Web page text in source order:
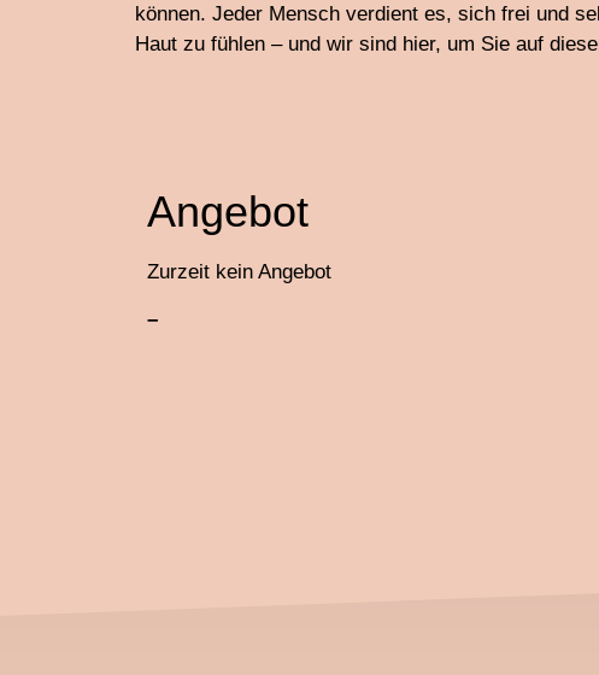
können. Jeder Mensch verdient es, sich frei und
Haut zu fühlen – und wir sind hier, um Sie auf
Angebot
Zurzeit kein Angebot
–